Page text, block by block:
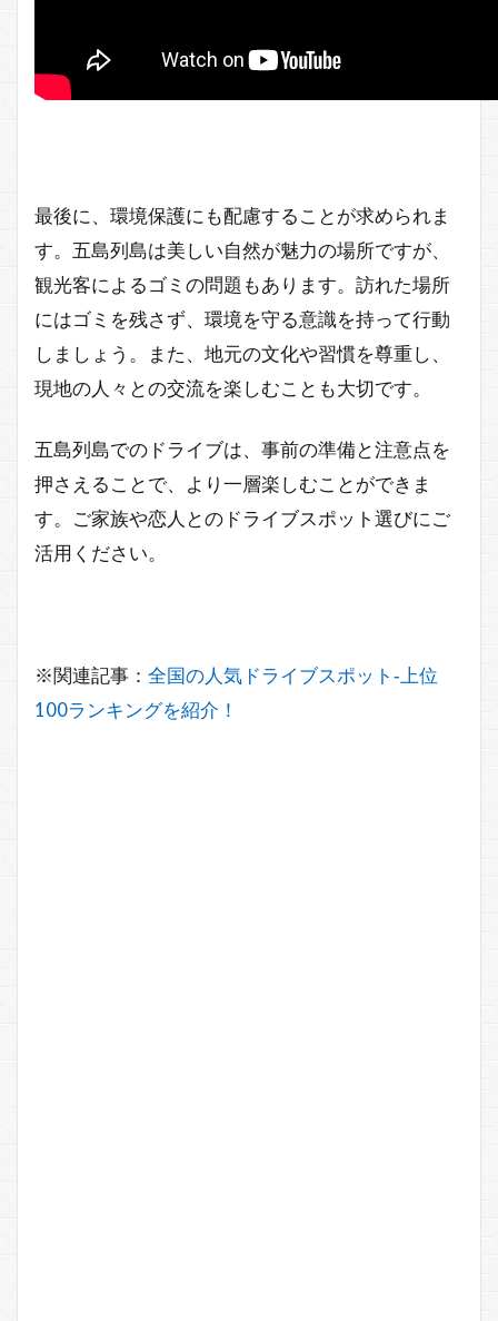
最後に、環境保護にも配慮することが求められま
す。五島列島は美しい自然が魅力の場所ですが、
観光客によるゴミの問題もあります。訪れた場所
にはゴミを残さず、環境を守る意識を持って行動
しましょう。また、地元の文化や習慣を尊重し、
現地の人々との交流を楽しむことも大切です。
五島列島でのドライブは、事前の準備と注意点を
押さえることで、より一層楽しむことができま
す。ご家族や恋人とのドライブスポット選びにご
活用ください。
※関連記事： 全国の人気ドライブスポット‐上位
100ランキングを紹介！